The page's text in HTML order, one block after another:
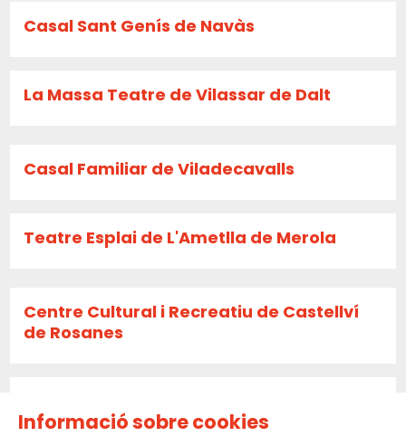
Casal Sant Genís de Navàs
La Massa Teatre de Vilassar de Dalt
Casal Familiar de Viladecavalls
Teatre Esplai de L'Ametlla de Merola
Centre Cultural i Recreatiu de Castellví
de Rosanes
Informació sobre cookies